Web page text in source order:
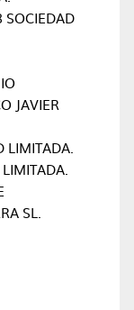
SOCIEDAD
JAVIER
LIMITADA.
SL.